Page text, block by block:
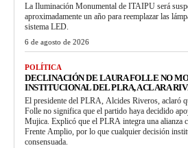
La Iluminación Monumental de ITAIPU será
aproximadamente un año para reemplazar las
sistema LED.
6 de agosto de 2026
POLÍTICA
DECLINACIÓN DE LAURA FOLLE NO
INSTITUCIONAL DEL PLRA, ACLARA
El presidente del PLRA, Alcides Riveros, aclaró
Folle no significa que el partido haya decidido
Mujica. Explicó que el PLRA integra una alianza
Frente Amplio, por lo que cualquier decisión
consensuada.